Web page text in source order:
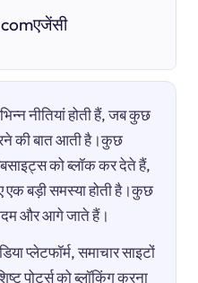
नीतियां होती हैं, जब कुछ
की बात आती है।कुछ
को ब्लॉक कर देते हैं,
एक बड़ी समस्या होती है।कुछ
और आगे जाते हैं।
प्लेटफॉर्म, समाचार साइटों
पोर्ट्स को ब्लॉकिंग करना